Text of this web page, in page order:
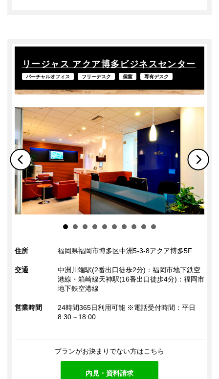
リージャス アクア博多ビジネスセンター
バーチャルオフィス フリーデスク 個室 専有デスク
住所 福岡県福岡市博多区中洲5-3-8アクア博多5F
交通
中洲川端駅(2番出口徒歩2分)：福岡市地下鉄空
港線・箱崎線天神駅(16番出口徒歩4分)：福岡市
地下鉄空港線
営業時間
24時間365日利用可能 ※電話受付時間：平日
8:30～18:00
プランがお決まりでない方はこちら
内見・資料請求